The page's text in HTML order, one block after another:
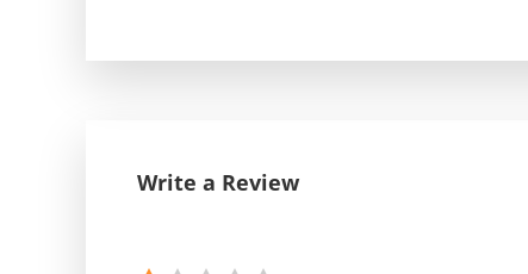
Write a Review